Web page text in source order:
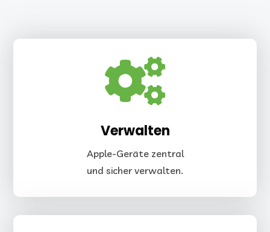

Verwalten
Apple-Geräte zentral
und sicher verwalten.